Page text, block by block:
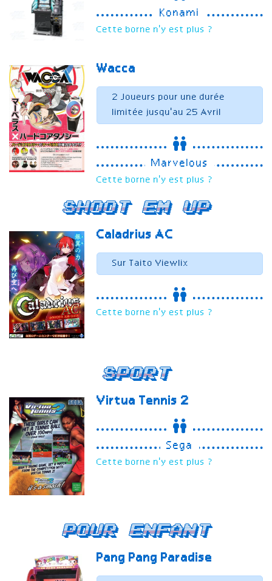
Konami
Cette borne n'y est plus ?
Wacca
2 Joueurs pour une durée
limitée jusqu'au 25 Avril
Marvelous
Cette borne n'y est plus ?
Shoot em Up
Caladrius AC
Sur Taito Viewlix
Cette borne n'y est plus ?
Sport
Virtua Tennis 2
Sega
Cette borne n'y est plus ?
Pour enfant
Pang Pang Paradise